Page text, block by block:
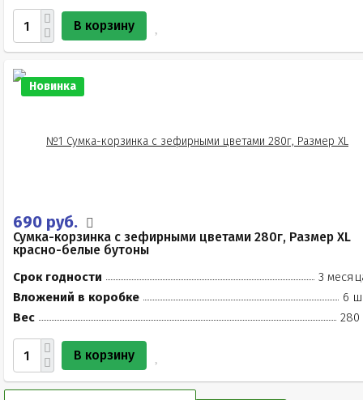
В корзину
Новинка
690 руб.
Сумка-корзинка с зефирными цветами 280г, Размер XL
красно-белые бутоны
Срок годности
3
Вложений в коробке
6
Вес
280
В корзину